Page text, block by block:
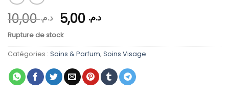
د.م.10,00 Le
prix
initial
était :
د.م. 10,00.
د.م.Le
actuel
est :
Rupture de stock
Catégories : Soins & Parfum, Soins Visage